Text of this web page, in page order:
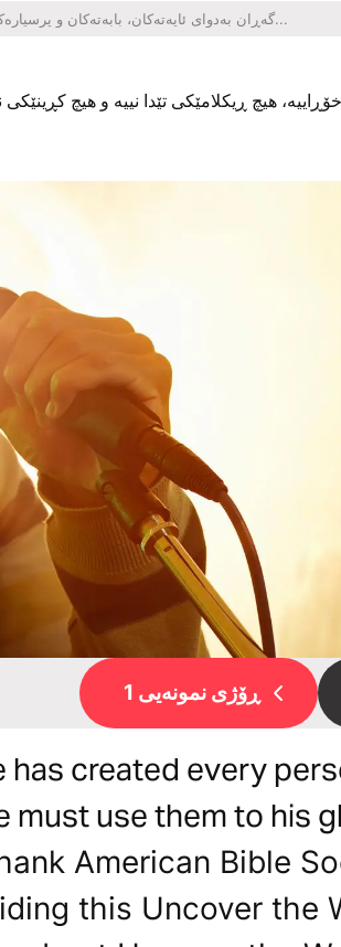
هیچ ڕیکلامێکی تێدا نییە و هیچ کڕینێکی
ڕۆژی نمونەیی 1
has created every
must use them to his
American Bible
this Uncover the